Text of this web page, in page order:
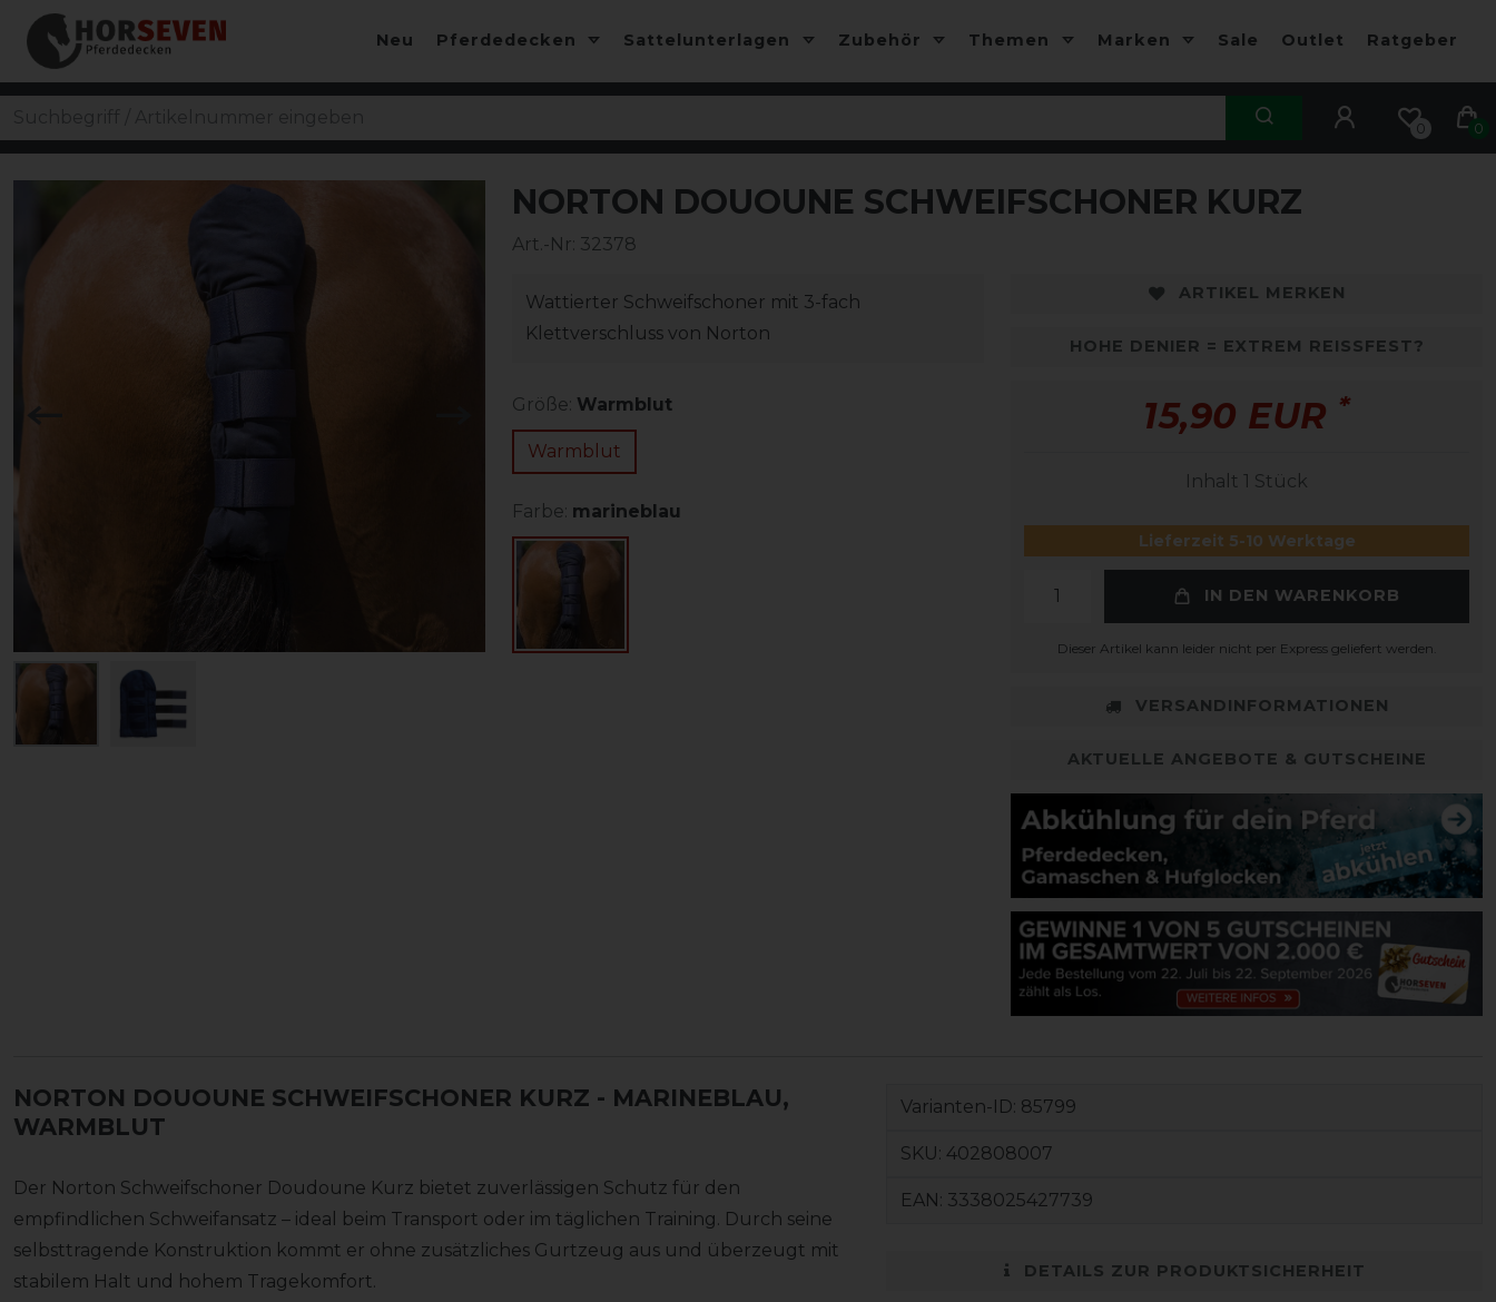
Neu Pferdedecken Sattelunterlagen Zubehör Themen Marken Sale Outlet Ratgeber
0 0
NORTON DOUOUNE SCHWEIFSCHONER KURZ
Art.-Nr: 32378
Wattierter Schweifschoner mit 3-fach
Klettverschluss von Norton
Größe: Warmblut
Warmblut
Farbe: marineblau
ARTIKEL MERKEN
HOHE DENIER = EXTREM REISSFEST?
15,90 EUR *
Inhalt 1 Stück
Lieferzeit 5-10 Werktage
IN DEN WARENKORB
Dieser Artikel kann leider nicht per Express geliefert werden.
VERSANDINFORMATIONEN
AKTUELLE ANGEBOTE & GUTSCHEINE
NORTON DOUOUNE SCHWEIFSCHONER KURZ - MARINEBLAU,
WARMBLUT
Der Norton Schweifschoner Doudoune Kurz bietet zuverlässigen Schutz für den
empfindlichen Schweifansatz – ideal beim Transport oder im täglichen Training. Durch seine
selbsttragende Konstruktion kommt er ohne zusätzliches Gurtzeug aus und überzeugt mit
stabilem Halt und hohem Tragekomfort.
Varianten-ID: 85799
SKU: 402808007
EAN: 3338025427739
DETAILS ZUR PRODUKTSICHERHEIT